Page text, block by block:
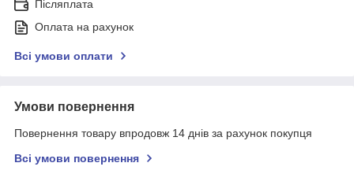
Післяплата
Оплата на рахунок
Всі умови оплати
Умови повернення
Повернення товару впродовж 14 днів за рахунок покупця
Всі умови повернення